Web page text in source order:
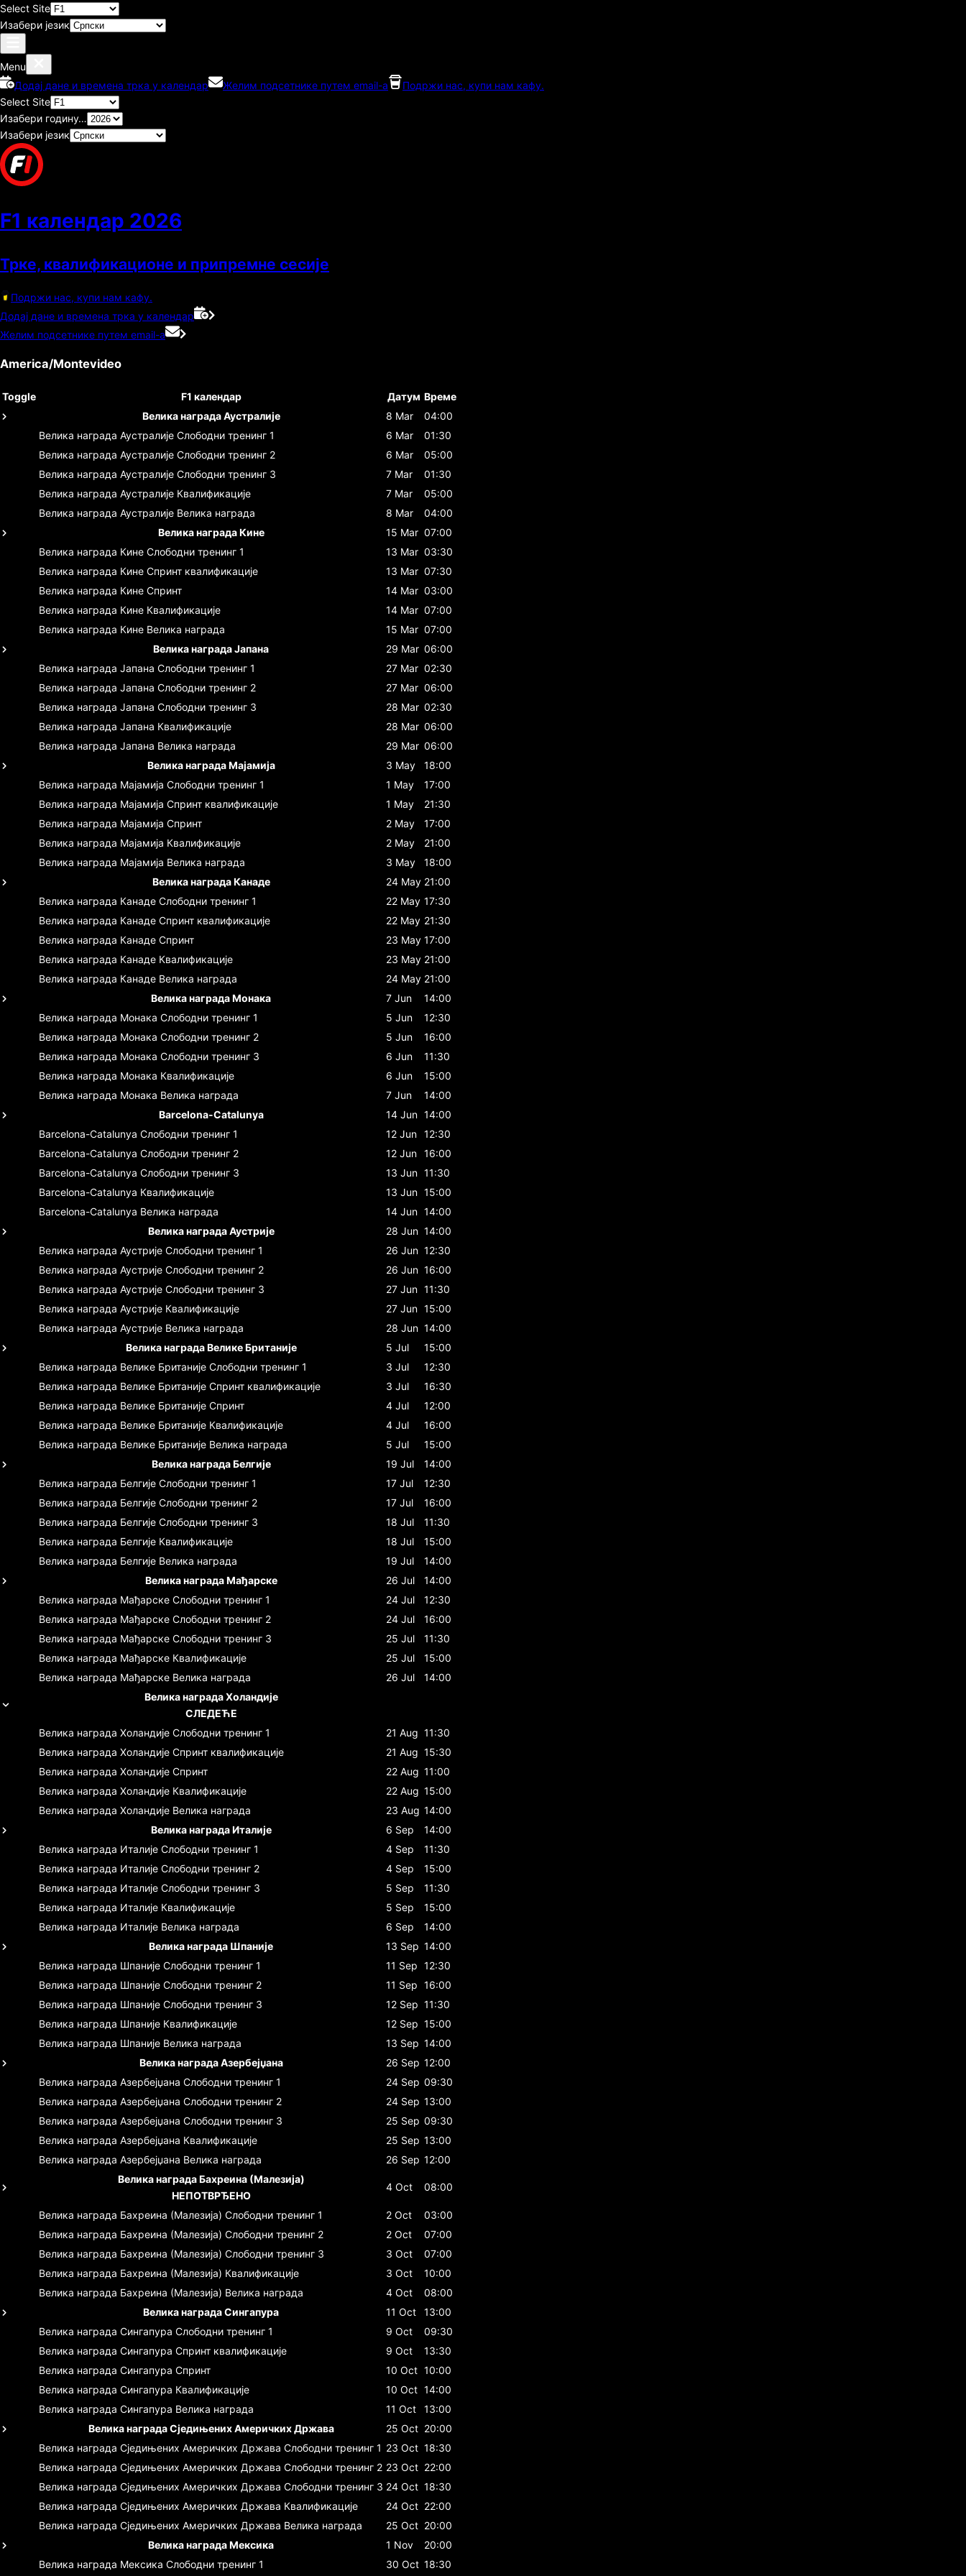
Select Site
Изабери језик
Menu
Додај дане и времена трка у календар
Желим подсетнике путем email-а
Подржи нас, купи нам кафу.
Select Site
Изабери годину…
Изабери језик
F1 календар 2026
Трке, квалификационе и припремне сесије
Подржи нас, купи нам кафу.
Додај дане и времена трка у календар
Желим подсетнике путем email-а
America/Montevideo
Toggle F1 календар Датум Време
Велика награда Аустралије
8 Mar
04:00
Велика награда Аустралије Слободни тренинг 1 6 Mar
01:30
Велика награда Аустралије Слободни тренинг 2 6 Mar
05:00
Велика награда Аустралије Слободни тренинг 3 7 Mar
01:30
Велика награда Аустралије Квалификације 7 Mar
05:00
Велика награда Аустралије Велика награда 8 Mar
04:00
Велика награда Кине
15 Mar 07:00
Велика награда Кине Слободни тренинг 1 13 Mar 03:30
Велика награда Кине Спринт квалификације 13 Mar 07:30
Велика награда Кине Спринт 14 Mar 03:00
Велика награда Кине Квалификације 14 Mar 07:00
Велика награда Кине Велика награда 15 Mar 07:00
Велика награда Јапана
29 Mar 06:00
Велика награда Јапана Слободни тренинг 1 27 Mar 02:30
Велика награда Јапана Слободни тренинг 2 27 Mar 06:00
Велика награда Јапана Слободни тренинг 3 28 Mar 02:30
Велика награда Јапана Квалификације 28 Mar 06:00
Велика награда Јапана Велика награда 29 Mar 06:00
Велика награда Мајамија
3 May
18:00
Велика награда Мајамија Слободни тренинг 1 1 May
17:00
Велика награда Мајамија Спринт квалификације 1 May
21:30
Велика награда Мајамија Спринт 2 May
17:00
Велика награда Мајамија Квалификације 2 May
21:00
Велика награда Мајамија Велика награда 3 May
18:00
Велика награда Канаде
24 May 21:00
Велика награда Канаде Слободни тренинг 1 22 May 17:30
Велика награда Канаде Спринт квалификације 22 May 21:30
Велика награда Канаде Спринт 23 May 17:00
Велика награда Канаде Квалификације 23 May 21:00
Велика награда Канаде Велика награда 24 May 21:00
Велика награда Монака
7 Jun
14:00
Велика награда Монака Слободни тренинг 1 5 Jun
12:30
Велика награда Монака Слободни тренинг 2 5 Jun
16:00
Велика награда Монака Слободни тренинг 3 6 Jun
11:30
Велика награда Монака Квалификације 6 Jun
15:00
Велика награда Монака Велика награда 7 Jun
14:00
Barcelona-Catalunya
14 Jun 14:00
Barcelona-Catalunya Слободни тренинг 1 12 Jun 12:30
Barcelona-Catalunya Слободни тренинг 2 12 Jun 16:00
Barcelona-Catalunya Слободни тренинг 3 13 Jun 11:30
Barcelona-Catalunya Квалификације 13 Jun 15:00
Barcelona-Catalunya Велика награда 14 Jun 14:00
Велика награда Аустрије
28 Jun 14:00
Велика награда Аустрије Слободни тренинг 1 26 Jun 12:30
Велика награда Аустрије Слободни тренинг 2 26 Jun 16:00
Велика награда Аустрије Слободни тренинг 3 27 Jun 11:30
Велика награда Аустрије Квалификације 27 Jun 15:00
Велика награда Аустрије Велика награда 28 Jun 14:00
Велика награда Велике Британије
5 Jul
15:00
Велика награда Велике Британије Слободни тренинг 1 3 Jul
12:30
Велика награда Велике Британије Спринт квалификације 3 Jul
16:30
Велика награда Велике Британије Спринт 4 Jul
12:00
Велика награда Велике Британије Квалификације 4 Jul
16:00
Велика награда Велике Британије Велика награда 5 Jul
15:00
Велика награда Белгије
19 Jul
14:00
Велика награда Белгије Слободни тренинг 1 17 Jul
12:30
Велика награда Белгије Слободни тренинг 2 17 Jul
16:00
Велика награда Белгије Слободни тренинг 3 18 Jul
11:30
Велика награда Белгије Квалификације 18 Jul
15:00
Велика награда Белгије Велика награда 19 Jul
14:00
Велика награда Мађарске
26 Jul
14:00
Велика награда Мађарске Слободни тренинг 1 24 Jul
12:30
Велика награда Мађарске Слободни тренинг 2 24 Jul
16:00
Велика награда Мађарске Слободни тренинг 3 25 Jul
11:30
Велика награда Мађарске Квалификације 25 Jul
15:00
Велика награда Мађарске Велика награда 26 Jul
14:00
Велика награда Холандије
СЛЕДЕЋЕ
Велика награда Холандије Слободни тренинг 1 21 Aug 11:30
Велика награда Холандије Спринт квалификације 21 Aug 15:30
Велика награда Холандије Спринт 22 Aug 11:00
Велика награда Холандије Квалификације 22 Aug 15:00
Велика награда Холандије Велика награда 23 Aug 14:00
Велика награда Италије
6 Sep
14:00
Велика награда Италије Слободни тренинг 1 4 Sep
11:30
Велика награда Италије Слободни тренинг 2 4 Sep
15:00
Велика награда Италије Слободни тренинг 3 5 Sep
11:30
Велика награда Италије Квалификације 5 Sep
15:00
Велика награда Италије Велика награда 6 Sep
14:00
Велика награда Шпаније
13 Sep 14:00
Велика награда Шпаније Слободни тренинг 1 11 Sep 12:30
Велика награда Шпаније Слободни тренинг 2 11 Sep 16:00
Велика награда Шпаније Слободни тренинг 3 12 Sep 11:30
Велика награда Шпаније Квалификације 12 Sep 15:00
Велика награда Шпаније Велика награда 13 Sep 14:00
Велика награда Азербејџана
26 Sep 12:00
Велика награда Азербејџана Слободни тренинг 1 24 Sep 09:30
Велика награда Азербејџана Слободни тренинг 2 24 Sep 13:00
Велика награда Азербејџана Слободни тренинг 3 25 Sep 09:30
Велика награда Азербејџана Квалификације 25 Sep 13:00
Велика награда Азербејџана Велика награда 26 Sep 12:00
Велика награда Бахреина (Малезија)
НЕПОТВРЂЕНО
4 Oct 08:00
Велика награда Бахреина (Малезија) Слободни тренинг 1 2 Oct
03:00
Велика награда Бахреина (Малезија) Слободни тренинг 2 2 Oct
07:00
Велика награда Бахреина (Малезија) Слободни тренинг 3 3 Oct
07:00
Велика награда Бахреина (Малезија) Квалификације 3 Oct
10:00
Велика награда Бахреина (Малезија) Велика награда 4 Oct
08:00
Велика награда Сингапура
11 Oct
13:00
Велика награда Сингапура Слободни тренинг 1 9 Oct
09:30
Велика награда Сингапура Спринт квалификације 9 Oct
13:30
Велика награда Сингапура Спринт 10 Oct 10:00
Велика награда Сингапура Квалификације 10 Oct 14:00
Велика награда Сингапура Велика награда 11 Oct
13:00
Велика награда Сједињених Америчких Држава
25 Oct 20:00
Велика награда Сједињених Америчких Држава Слободни тренинг 1 23 Oct 18:30
Велика награда Сједињених Америчких Држава Слободни тренинг 2 23 Oct 22:00
Велика награда Сједињених Америчких Држава Слободни тренинг 3 24 Oct 18:30
Велика награда Сједињених Америчких Држава Квалификације 24 Oct 22:00
Велика награда Сједињених Америчких Држава Велика награда 25 Oct 20:00
Велика награда Мексика
1 Nov
20:00
Велика награда Мексика Слободни тренинг 1 30 Oct 18:30